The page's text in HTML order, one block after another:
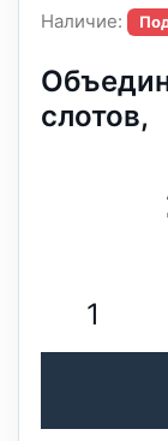
Наличие:
слотов,